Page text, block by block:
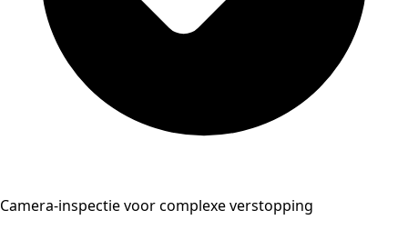
Camera-inspectie voor complexe verstopping